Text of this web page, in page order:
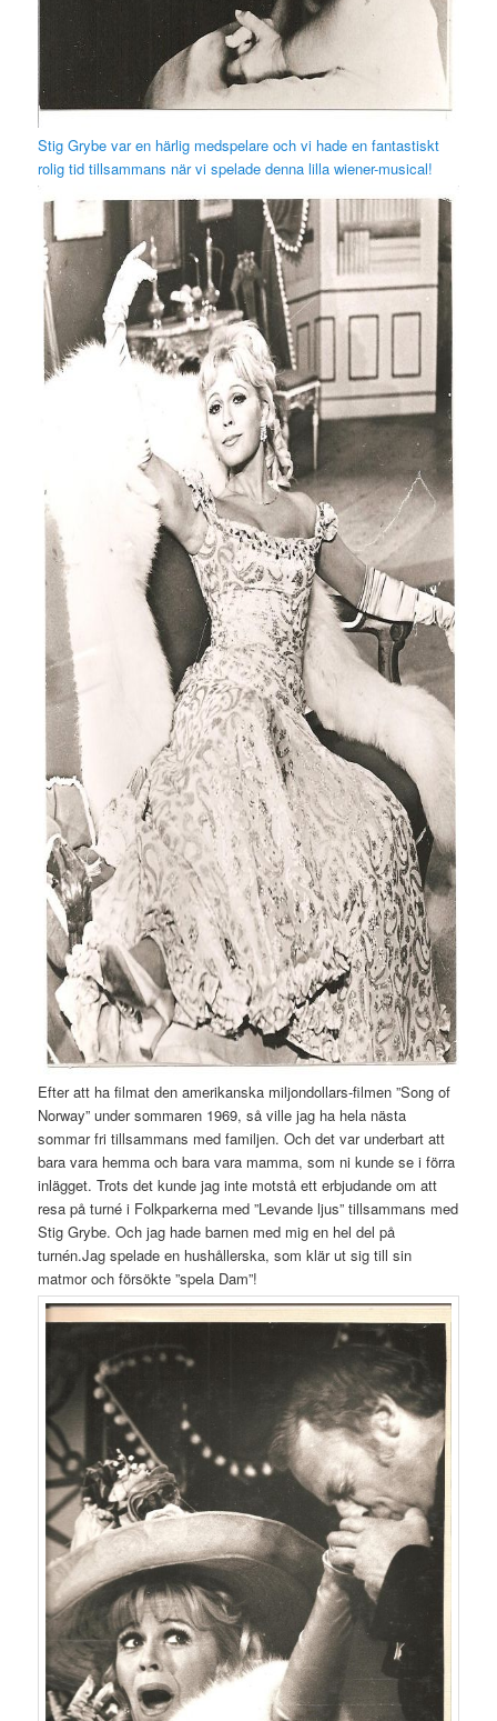
Stig Grybe var en härlig medspelare och vi hade en fantastiskt
rolig tid tillsammans när vi spelade denna lilla wiener-musical!
Efter att ha filmat den amerikanska miljondollars-filmen ”Song of
Norway” under sommaren 1969, så ville jag ha hela nästa
sommar fri tillsammans med familjen. Och det var underbart att
bara vara hemma och bara vara mamma, som ni kunde se i förra
inlägget. Trots det kunde jag inte motstå ett erbjudande om att
resa på turné i Folkparkerna med ”Levande ljus” tillsammans med
Stig Grybe. Och jag hade barnen med mig en hel del på
turnén.Jag spelade en hushållerska, som klär ut sig till sin
matmor och försökte ”spela Dam”!